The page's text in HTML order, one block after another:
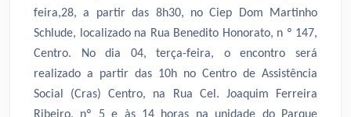
feira,28, a partir das 8h30, no Ciep Dom Martinho
Schlude, localizado na Rua Benedito Honorato, n º 147,
Centro. No dia 04, terça-feira, o encontro será
realizado a partir das 10h no Centro de Assistência
Social (Cras) Centro, na Rua Cel. Joaquim Ferreira